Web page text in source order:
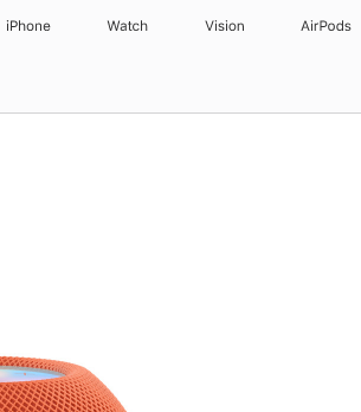
iPhone Watch Vision AirPods